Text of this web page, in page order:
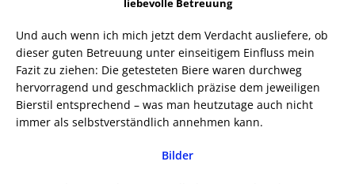
liebevolle Betreuung
Und auch wenn ich mich jetzt dem Verdacht ausliefere, ob
dieser guten Betreuung unter einseitigem Einfluss mein
Fazit zu ziehen: Die getesteten Biere waren durchweg
hervorragend und geschmacklich präzise dem jeweiligen
Bierstil entsprechend – was man heutzutage auch nicht
immer als selbstverständlich annehmen kann.
Bilder